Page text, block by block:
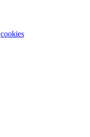
cookies